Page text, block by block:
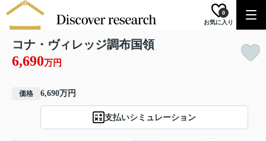
お気に入り
0
コナ・ヴィレッジ調布国領
6,690万円
価格 6,690万円
支払いシミュレーション